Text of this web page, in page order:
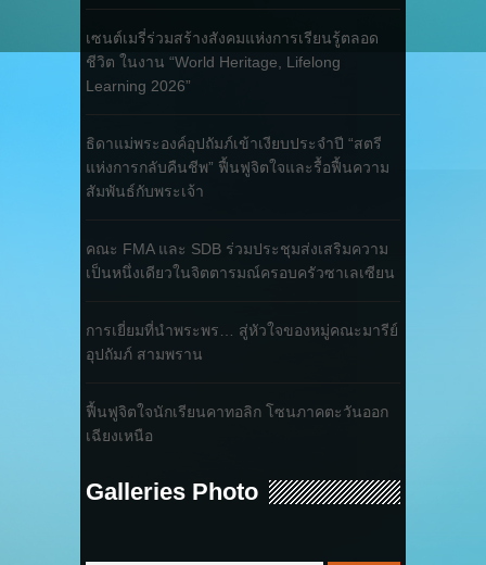
เซนต์เมรี่ร่วมสร้างสังคมแห่งการเรียนรู้ตลอด
ชีวิต ในงาน “World Heritage, Lifelong
Learning 2026”
ธิดาแม่พระองค์อุปถัมภ์เข้าเงียบประจำปี “สตรี
แห่งการกลับคืนชีพ” ฟื้นฟูจิตใจและรื้อฟื้นความ
สัมพันธ์กับพระเจ้า
คณะ FMA และ SDB ร่วมประชุมส่งเสริมความ
เป็นหนึ่งเดียวในจิตตารมณ์ครอบครัวซาเลเซียน
การเยี่ยมที่นำพระพร… สู่หัวใจของหมู่คณะมารีย์
อุปถัมภ์ สามพราน
ฟื้นฟูจิตใจนักเรียนคาทอลิก โซนภาคตะวันออก
เฉียงเหนือ
Galleries Photo